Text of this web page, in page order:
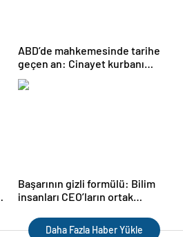
ABD’de mahkemesinde tarihe
geçen an: Cinayet kurbanı
yapay zekayla konuştu
Başarının gizli formülü: Bilim
insanları CEO’ların ortak
Daha Fazla Haber Yükle